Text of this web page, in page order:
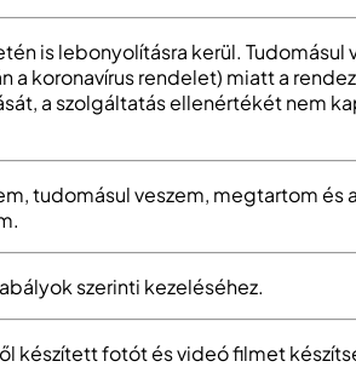
is lebonyolításra kerül.
a koronavírus rendelet) miatt a
a szolgáltatás ellenértékét nem
tudomásul veszem, megtartom és
szerinti kezeléséhez.
készített fotót és videó filmet